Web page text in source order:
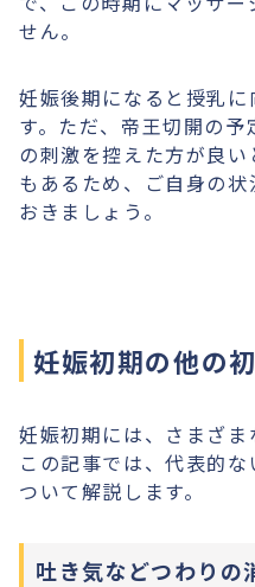
せん。
妊娠後期になると授乳
す。ただ、帝王切開の
の刺激を控えた方が良
もあるため、ご自身の
おきましょう。
妊娠初期の他の
妊娠初期には、さまざま
この記事では、代表的
ついて解説します。
吐き気などつわりの